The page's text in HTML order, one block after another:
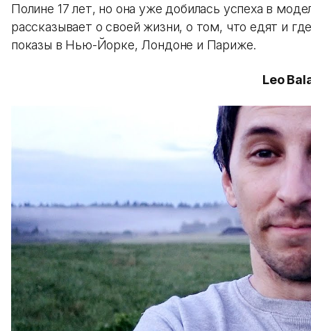
Полине 17 лет, но она уже добилась успеха в
рассказывает о своей жизни, о том, что едят и
показы в Нью-Йорке, Лондоне и Париже.
Leo